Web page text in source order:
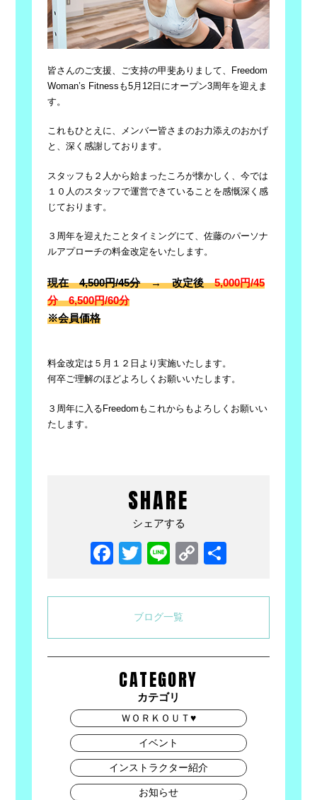
皆さんのご支援、ご支持の甲斐ありまして、Freedom
Woman’s Fitnessも5月12日にオープン3周年を迎えま
す。
これもひとえに、メンバー皆さまのお力添えのおかげ
と、深く感謝しております。
スタッフも２人から始まったころが懐かしく、今では
１０人のスタッフで運営できていることを感慨深く感
じております。
３周年を迎えたことタイミングにて、佐藤のパーソナ
ルアプローチの料金改定をいたします。
現在4,500円/45分→ 改定後5,000円/45
分 6,500円/60分
※会員価格
料金改定は５月１２日より実施いたします。
何卒ご理解のほどよろしくお願いいたします。
３周年に入るFreedomもこれからもよろしくお願いい
たします。
SHARE
シェアする
Facebook
Twitter
LineCopy
ブログ一覧
CATEGORY
カテゴリ
ＷＯＲＫＯＵＴ♥
イベント
インストラクター紹介
お知らせ